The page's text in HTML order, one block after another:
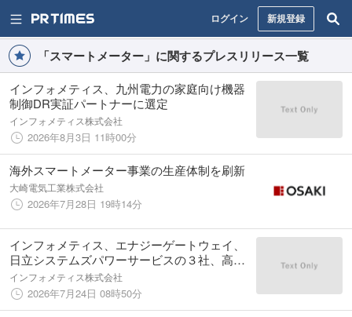
ログイン 新規登録
「スマートメーター」に関するプレスリリース一覧
インフォメティス、九州電力の家庭向け機器
制御DR実証パートナーに選定
インフォメティス株式会社
2026年8月3日 11時00分
海外スマートメーター事業の生産体制を刷新
大崎電気工業株式会社
2026年7月28日 19時14分
インフォメティス、エナジーゲートウェイ、
日立システムズパワーサービスの３社、高精
細スマートメーターデータを活用した次世代
インフラDX基盤の共同開発に合意
インフォメティス株式会社
2026年7月24日 08時50分